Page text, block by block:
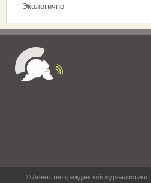
Экологично
© Агентство гражданской